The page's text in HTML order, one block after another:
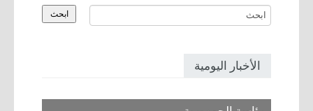
أرشيف
الأخبار اليومية